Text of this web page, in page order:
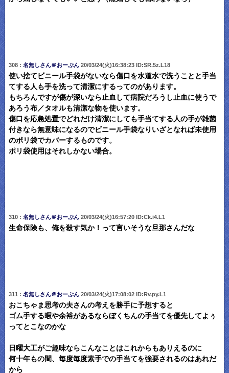
308 : 名無しさん＠おーぷん20/03/24(火)16:38:23 ID:SR.5z.L18
使い捨てビニール手袋がないなら傷口を水道水で洗うことと手当
てする人も手を洗って清潔にするってのがあります。
もちろんですが傷が深いなら止血して病院だろうし止血に使うで
あろう布／タオルも清潔な物を使います。
傷口を応急処置でどれだけ清潔にしても手当てする人の手が雑菌
付きなら無意味になるのでビニール手袋なりいざとなれば未使用
のポリ袋でカバーするものです。
ポリ袋使用はそれしかない場合。
310 : 名無しさん＠おーぷん20/03/24(火)16:57:20 ID:Ck.i4.L1
生命保険も、俺を殺す気か！って言いそうな旦那さんだな
311 : 名無しさん＠おーぷん20/03/24(火)17:08:02 ID:Rv.py.L1
おこちゃま思考の夫さんの考えを勝手に予想すると
ゴム手する暇や余裕があるならぼくちんの手当てを優先してよぅ
ってとこなのかな
日曜大工がご趣味ならこんなことはこれからもありえるのに
何十年もの間、毎度毎度素手での手当てを強要されるのはあれだ
から